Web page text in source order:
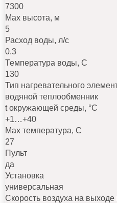
7300
Max высота, м
5
Расход воды, л/с
0.3
Температура воды, C
130
Тип нагревательного
водяной теплообменник
t окружающей среды, °C
+1…+40
Max температура, C
27
Пульт
да
Установка
универсальная
Скорость воздуха на выходе